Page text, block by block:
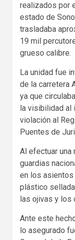
realizados por
estado de
trasladaba
19 mil
grueso calibre.
La unidad fue
de la carretera
ya que
la visibilidad al
violación al
Puentes de
Al efectuar una
guardias
en los
plástico
las ojivas y los
Ante este
lo asegurado